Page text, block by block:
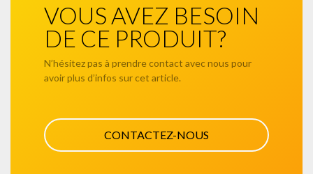
VOUS AVEZ BESOIN
DE CE PRODUIT?
N’hésitez pas à prendre contact avec nous pour
avoir plus d’infos sur cet article.
CONTACTEZ-NOUS